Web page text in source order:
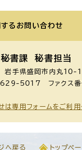
る お問い合わせ
書課 秘書担当
手県盛岡市内丸10-1
629-5017 ファクス番
は専用フォームをご利用
へ戻る トップペ